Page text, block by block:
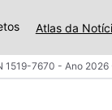
Atlas da
1519-7670 - Ano 2026